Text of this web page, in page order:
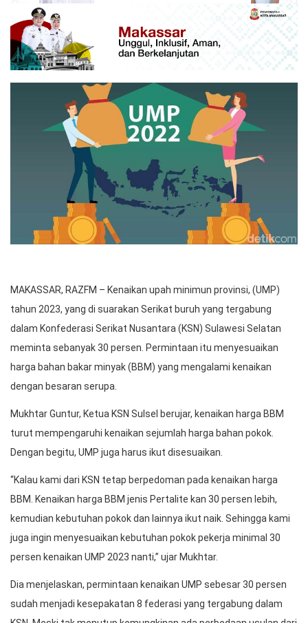
MAKASSAR, RAZFM – Kenaikan upah minimun provinsi, (UMP)
tahun 2023, yang di suarakan Serikat buruh yang tergabung
dalam Konfederasi Serikat Nusantara (KSN) Sulawesi Selatan
meminta sebanyak 30 persen. Permintaan itu menyesuaikan
harga bahan bakar minyak (BBM) yang mengalami kenaikan
dengan besaran serupa.
Mukhtar Guntur, Ketua KSN Sulsel berujar, kenaikan harga BBM
turut mempengaruhi kenaikan sejumlah harga bahan pokok.
Dengan begitu, UMP juga harus ikut disesuaikan.
“Kalau kami dari KSN tetap berpedoman pada kenaikan harga
BBM. Kenaikan harga BBM jenis Pertalite kan 30 persen lebih,
kemudian kebutuhan pokok dan lainnya ikut naik. Sehingga kami
juga ingin menyesuaikan kebutuhan pokok pekerja minimal 30
persen kenaikan UMP 2023 nanti,” ujar Mukhtar.
Dia menjelaskan, permintaan kenaikan UMP sebesar 30 persen
sudah menjadi kesepakatan 8 federasi yang tergabung dalam